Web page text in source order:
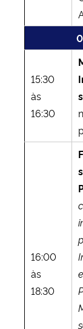
15:30
às
16:30
16:00
às
18:30